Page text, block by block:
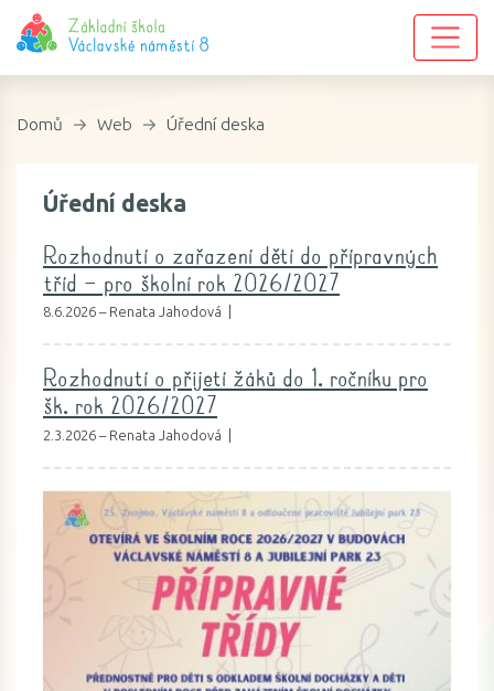
Domů Web Úřední deska
Úřední deska
Rozhodnutí o zařazení dětí do přípravných
tříd – pro školní rok 2026/2027
8.6.2026 – Renata Jahodová |
Rozhodnutí o přijetí žáků do 1. ročníku pro
šk. rok 2026/2027
2.3.2026 – Renata Jahodová |